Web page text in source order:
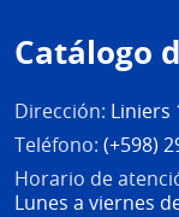
de
página
Catálogo
Dirección: Liniers
Teléfono: (+598)
Horario de
Lunes a viernes